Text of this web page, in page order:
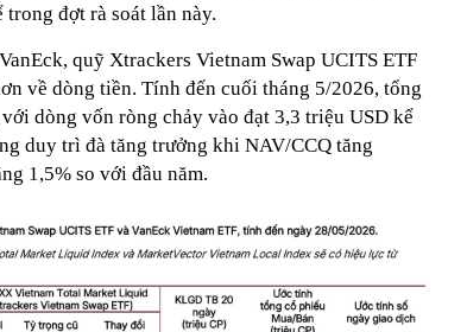
đợt rà soát lần này.
quỹ Xtrackers Vietnam Swap UCITS ETF
về dòng tiền. Tính đến cuối tháng 5/2026, tổng
dòng vốn ròng chảy vào đạt 3,3 triệu USD kể
duy trì đà tăng trưởng khi NAV/CCQ tăng
1,5% so với đầu năm.